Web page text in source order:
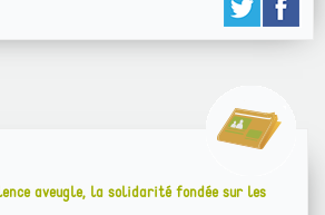
aveugle, la solidarité fondée sur les